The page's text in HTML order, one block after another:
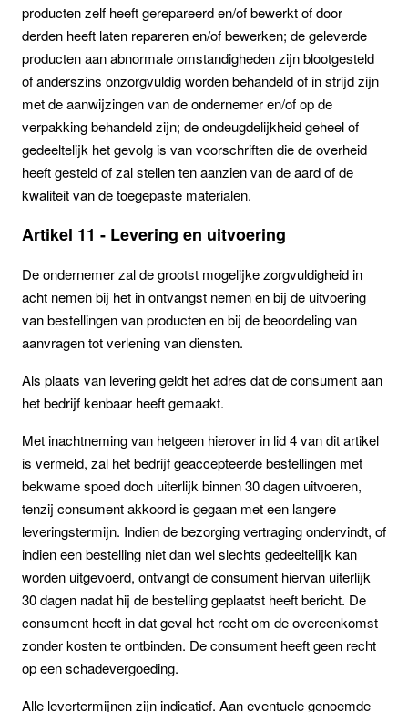
producten zelf heeft gerepareerd en/of bewerkt of door
derden heeft laten repareren en/of bewerken; de geleverde
producten aan abnormale omstandigheden zijn blootgesteld
of anderszins onzorgvuldig worden behandeld of in strijd zijn
met de aanwijzingen van de ondernemer en/of op de
verpakking behandeld zijn; de ondeugdelijkheid geheel of
gedeeltelijk het gevolg is van voorschriften die de overheid
heeft gesteld of zal stellen ten aanzien van de aard of de
kwaliteit van de toegepaste materialen.
Artikel 11 - Levering en uitvoering
De ondernemer zal de grootst mogelijke zorgvuldigheid in
acht nemen bij het in ontvangst nemen en bij de uitvoering
van bestellingen van producten en bij de beoordeling van
aanvragen tot verlening van diensten.
Als plaats van levering geldt het adres dat de consument aan
het bedrijf kenbaar heeft gemaakt.
Met inachtneming van hetgeen hierover in lid 4 van dit artikel
is vermeld, zal het bedrijf geaccepteerde bestellingen met
bekwame spoed doch uiterlijk binnen 30 dagen uitvoeren,
tenzij consument akkoord is gegaan met een langere
leveringstermijn. Indien de bezorging vertraging ondervindt, of
indien een bestelling niet dan wel slechts gedeeltelijk kan
worden uitgevoerd, ontvangt de consument hiervan uiterlijk
30 dagen nadat hij de bestelling geplaatst heeft bericht. De
consument heeft in dat geval het recht om de overeenkomst
zonder kosten te ontbinden. De consument heeft geen recht
op een schadevergoeding.
Alle levertermijnen zijn indicatief. Aan eventuele genoemde